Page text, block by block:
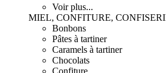
Voir plus...
MIEL, CONFITURE,
Bonbons
Pâtes à tartiner
Caramels à tartiner
Chocolats
Confiture